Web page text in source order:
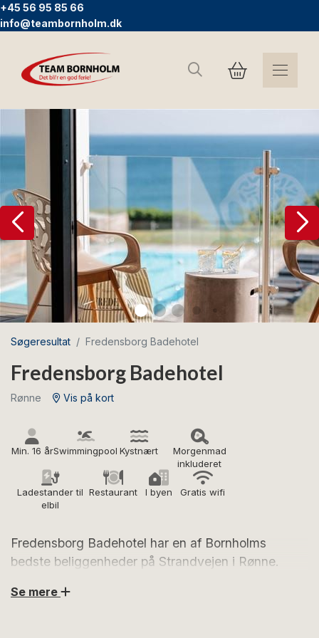
+45 56 95 85 66
info@teambornholm.dk
Søg
Søgeresultat Fredensborg Badehotel
Fredensborg Badehotel
Rønne Vis på kort
Min. 16 årSwimmingpool Kystnært
Morgenmad
inkluderet
Ladestander til
elbil
Restaurant I byen Gratis wifi
Fredensborg Badehotel har en af Bornholms
bedste beliggenheder på Strandvejen i Rønne.
restauranten, bliver du forkælet med skaldyr og
Se mere